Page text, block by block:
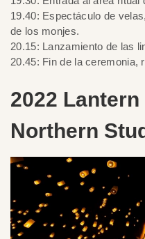
19.40: Espectáculo de
de los monjes.
20.15: Lanzamiento de las
20.45: Fin de la ceremonia,
2022
Northern